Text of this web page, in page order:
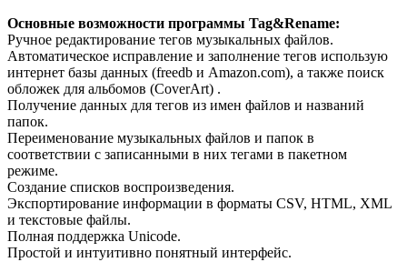
Основные возможности программы Tag&Rename:
Ручное редактирование тегов музыкальных файлов.
Автоматическое исправление и заполнение тегов использую
интернет базы данных (freedb и Amazon.com), а также поиск
обложек для альбомов (CoverArt) .
Получение данных для тегов из имен файлов и названий
папок.
Переименование музыкальных файлов и папок в
соответствии с записанными в них тегами в пакетном
режиме.
Создание списков воспроизведения.
Экспортирование информации в форматы CSV, HTML, XML
и текстовые файлы.
Полная поддержка Unicode.
Простой и интуитивно понятный интерфейс.